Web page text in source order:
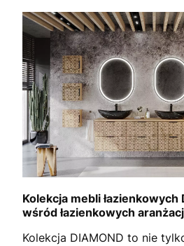
Kolekcja mebli łazienkowych
wśród łazienkowych
Kolekcja DIAMOND to nie